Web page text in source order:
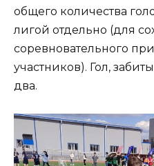
общего количества
лигой отдельно (для
соревновательного
участников). Гол,
два.